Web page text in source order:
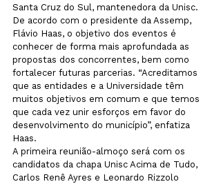
Santa Cruz do Sul, mantenedora da Unisc.
De acordo com o presidente da Assemp,
Flávio Haas, o objetivo dos eventos é
conhecer de forma mais aprofundada as
propostas dos concorrentes, bem como
fortalecer futuras parcerias. “Acreditamos
que as entidades e a Universidade têm
muitos objetivos em comum e que temos
que cada vez unir esforços em favor do
desenvolvimento do município”, enfatiza
Haas.
A primeira reunião-almoço será com os
candidatos da chapa Unisc Acima de Tudo,
Carlos Renê Ayres e Leonardo Rizzolo